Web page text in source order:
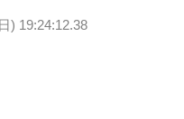
) 19:24:12.38